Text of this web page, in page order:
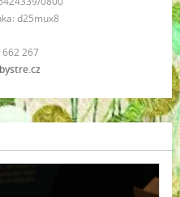
d25mux8
267